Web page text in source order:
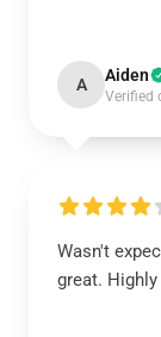
A Aiden
Verified
Wasn't
great.